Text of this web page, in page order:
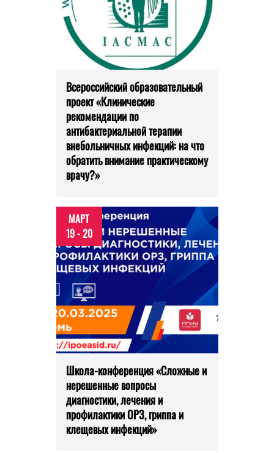
Всероссийский образовательный
проект «Клинические
рекомендации по
антибактериальной терапии
внебольничных инфекций: на что
обратить внимание практическому
врачу?»
МАРТ
19 - 20
Школа-конференция «Сложные и
нерешенные вопросы
диагностики, лечения и
профилактики ОРЗ, гриппа и
клещевых инфекций»